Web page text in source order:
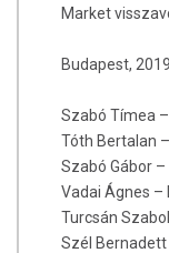
Market
Budapest,
Szabó Tímea
Tóth Bertalan
Szabó Gábor
Vadai Ágnes –
Turcsán
Szél